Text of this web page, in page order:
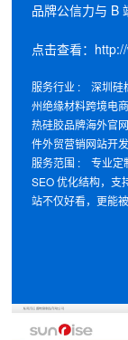
品牌公信力与 B
点击查看：
服务行业 : 深圳硅
州绝缘材料跨境电
热硅胶品牌海外官
件外贸营销网站开
服务范围 : 专业定
SEO 优化结构，支
站不仅好看，更能